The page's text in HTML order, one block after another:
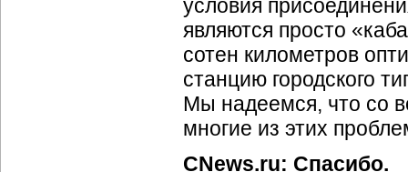
условия
являются просто
сотен километров
станцию городского
Мы надеемся, что со
многие из этих
CNews.ru: Спасибо.